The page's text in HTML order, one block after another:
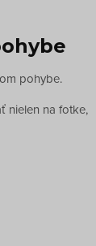
pohybe.
nielen na fotke,